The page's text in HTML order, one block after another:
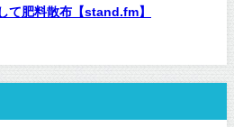
て肥料散布【stand.fm】